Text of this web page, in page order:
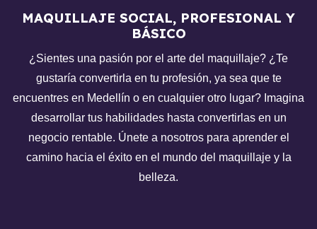
MAQUILLAJE SOCIAL, PROFESIONAL Y
BÁSICO
¿Sientes una pasión por el arte del maquillaje? ¿Te
gustaría convertirla en tu profesión, ya sea que te
encuentres en Medellín o en cualquier otro lugar? Imagina
desarrollar tus habilidades hasta convertirlas en un
negocio rentable. Únete a nosotros para aprender el
camino hacia el éxito en el mundo del maquillaje y la
belleza.